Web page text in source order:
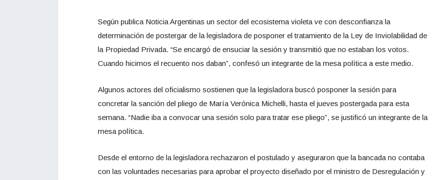
Según publica Noticia Argentinas un sector del ecosistema violeta ve con desconfianza la
determinación de postergar de la legisladora de posponer el tratamiento de la Ley de Inviolabilidad de
la Propiedad Privada. “Se encargó de ensuciar la sesión y transmitió que no estaban los votos.
Cuando hicimos el recuento nos daban”, confesó un integrante de la mesa política a este medio.
Algunos actores del oficialismo sostienen que la legisladora buscó posponer la sesión para
concretar la sanción del pliego de María Verónica Michelli, hasta el jueves postergada para esta
semana. “Nadie iba a convocar una sesión solo para tratar ese pliego”, se justificó un integrante de la
mesa política.
Desde el entorno de la legisladora rechazaron el postulado y aseguraron que la bancada no contaba
con las voluntades necesarias para aprobar el proyecto diseñado por el ministro de Desregulación y